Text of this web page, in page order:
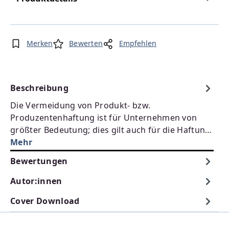
Merken Bewerten Empfehlen
Beschreibung
Die Vermeidung von Produkt- bzw.
Produzentenhaftung ist für Unternehmen von
größter Bedeutung; dies gilt auch für die Haftun…
Mehr
Bewertungen
Autor:innen
Cover Download